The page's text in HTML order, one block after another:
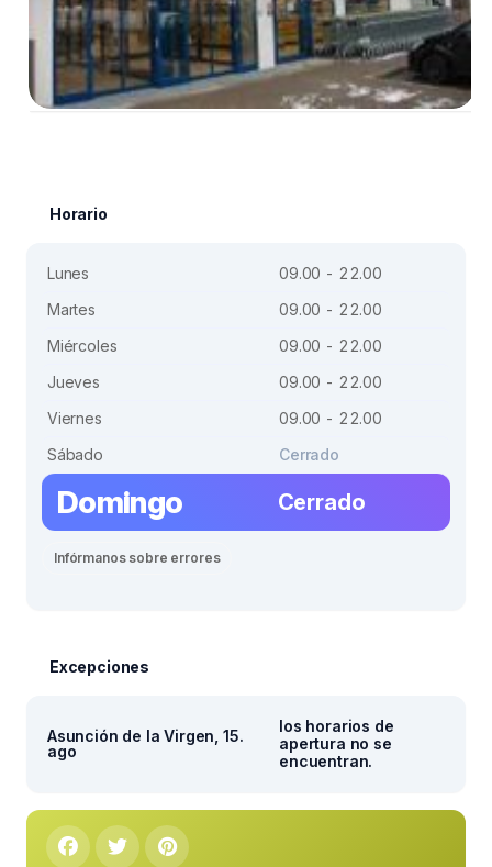
Horario
Lunes
09.00 - 22.00
Martes
09.00 - 22.00
Miércoles
09.00 - 22.00
Jueves
09.00 - 22.00
Viernes
09.00 - 22.00
Sábado
Cerrado
Domingo Cerrado
Infórmanos sobre errores
Excepciones
Asunción de la Virgen, 15.
ago
los horarios de
apertura no se
encuentran.